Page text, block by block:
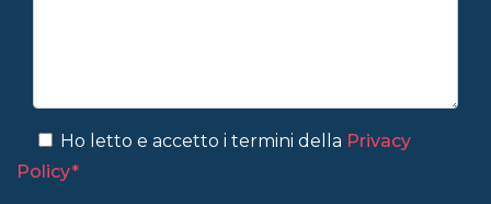
Ho letto e accetto i termini della Privacy
Policy*